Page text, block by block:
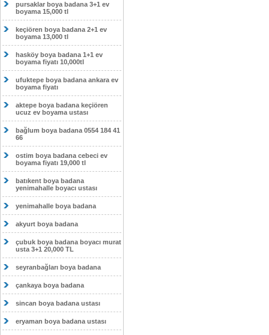
pursaklar boya badana 3+1 ev
boyama 15,000 tl
keçiören boya badana 2+1 ev
boyama 13,000 tl
hasköy boya badana 1+1 ev
boyama fiyatı 10,000tl
ufuktepe boya badana ankara ev
boyama fiyatı
aktepe boya badana keçiören
ucuz ev boyama ustası
bağlum boya badana 0554 184 41
66
ostim boya badana cebeci ev
boyama fiyatı 19,000 tl
batıkent boya badana
yenimahalle boyacı ustası
yenimahalle boya badana
akyurt boya badana
çubuk boya badana boyacı murat
usta 3+1 20,000 TL
seyranbağları boya badana
çankaya boya badana
sincan boya badana ustası
eryaman boya badana ustası